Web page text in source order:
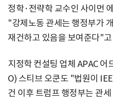
정학·전략학 교수인 사이먼
"강제노동 관세는 행정부가
재건하고 있음을 보여준다"
지정학 컨설팅 업체 APAC
O) 스티브 오쿤도 "법원이
건 이후 트럼프 행정부는 관